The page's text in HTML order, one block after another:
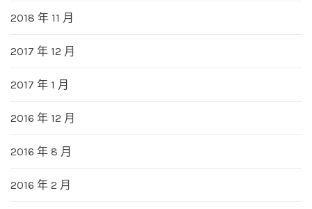
2018 年 11 月
2017 年 12 月
2017 年 1 月
2016 年 12 月
2016 年 8 月
2016 年 2 月